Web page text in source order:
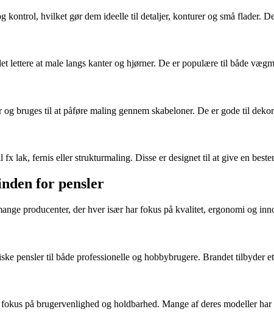
kontrol, hvilket gør dem ideelle til detaljer, konturer og små flader.
lettere at male langs kanter og hjørner. De er populære til både
og bruges til at påføre maling gennem skabeloner. De er gode til
fx lak, fernis eller strukturmaling. Disse er designet til at give en
for pensler
producenter, der hver især har fokus på kvalitet, ergonomi og
pensler til både professionelle og hobbybrugere. Brandet
på brugervenlighed og holdbarhed. Mange af deres modeller